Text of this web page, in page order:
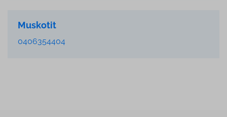
Muskotit
0406354404